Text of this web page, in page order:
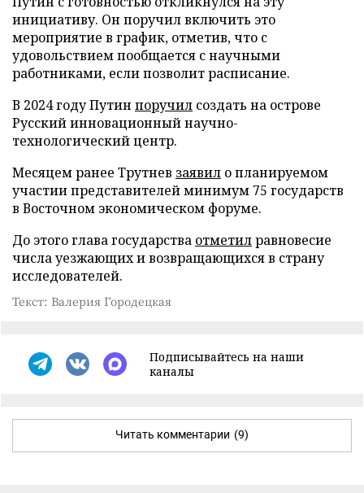
инициативу. Он поручил включить это
мероприятие в график, отметив, что с
удовольствием пообщается с научными
работниками, если позволит расписание.
В 2024 году Путин поручил создать на острове
Русский инновационный научно-
технологический центр.
Месяцем ранее Трутнев заявил о планируемом
участии представителей минимум 75 государств
в Восточном экономическом форуме.
До этого глава государства отметилравновесие
числа уезжающих и возвращающихся в страну
исследователей.
Текст: Валерия Городецкая
Подписывайтесь на наши
каналы
Читать комментарии (9)